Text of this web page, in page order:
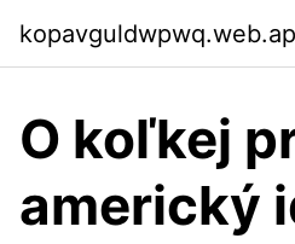
O koľkej
americký